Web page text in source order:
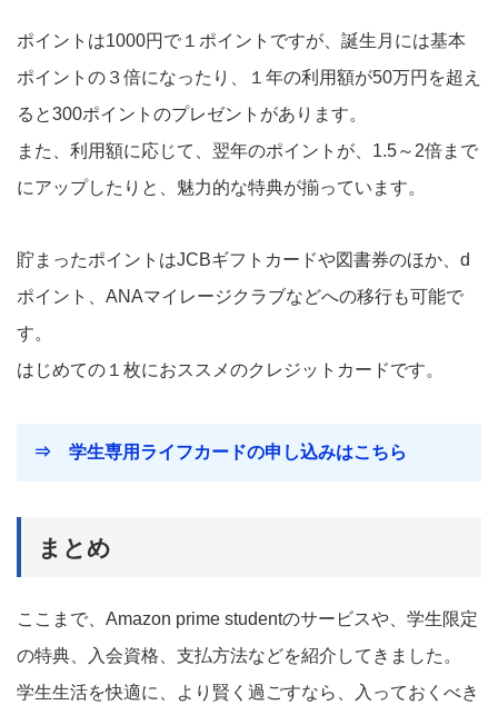
ポイントは1000円で１ポイントですが、誕生月には基本
ポイントの３倍になったり、１年の利用額が50万円を超え
ると300ポイントのプレゼントがあります。
また、利用額に応じて、翌年のポイントが、1.5～2倍まで
にアップしたりと、魅力的な特典が揃っています。
貯まったポイントはJCBギフトカードや図書券のほか、d
ポイント、ANAマイレージクラブなどへの移行も可能で
す。
はじめての１枚におススメのクレジットカードです。
⇒ 学生専用ライフカードの申し込みはこちら
まとめ
ここまで、Amazon prime studentのサービスや、学生限定
の特典、入会資格、支払方法などを紹介してきました。
学生生活を快適に、より賢く過ごすなら、入っておくべき